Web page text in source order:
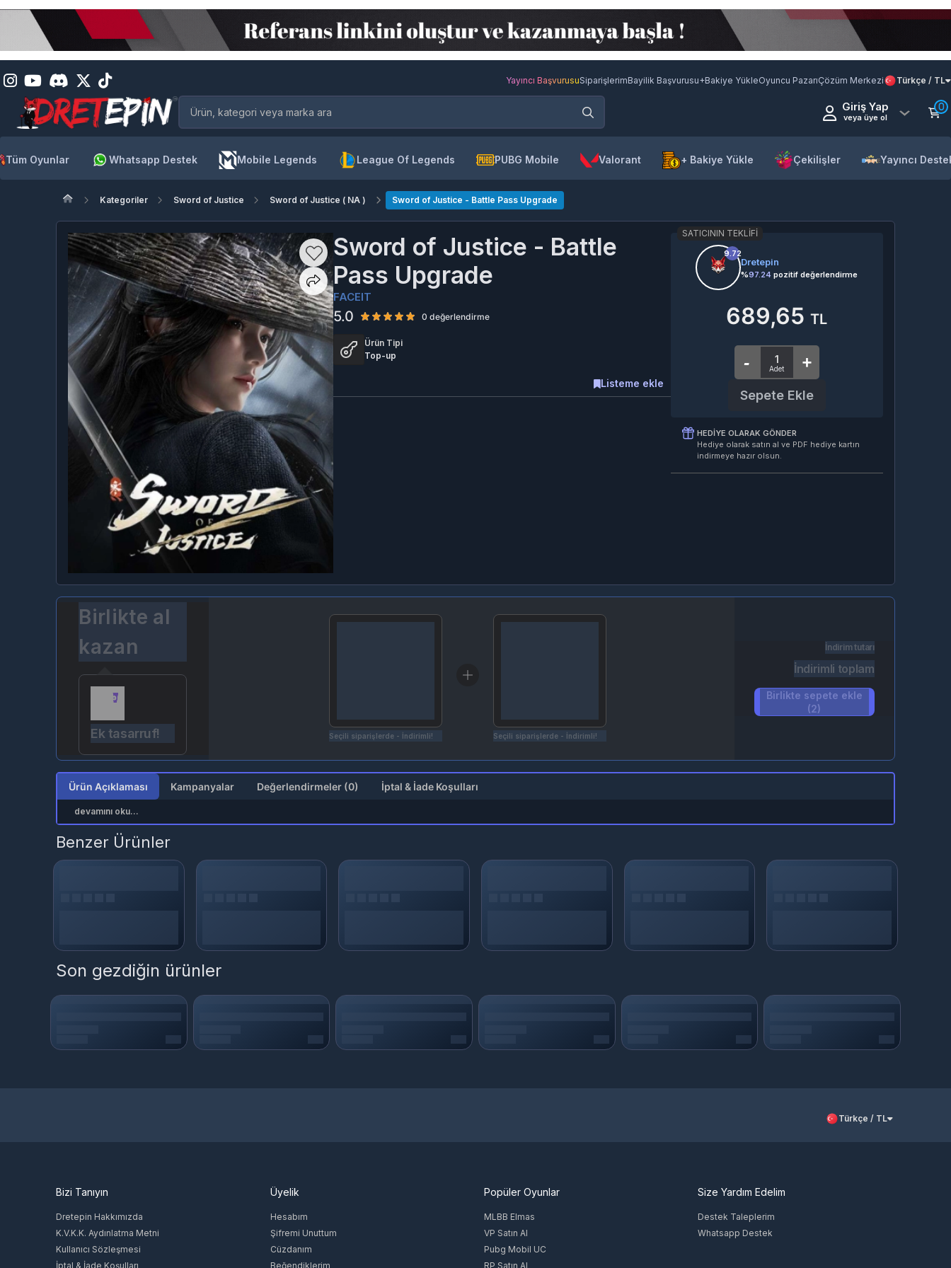
Yayıncı BaşvurusuSiparişlerimBayilik Başvurusu+Bakiye YükleOyuncu PazarıÇözüm Merkezi Türkçe / TL
Giriş Yap
veya üye ol
0
Tüm Oyunlar Whatsapp Destek Mobile Legends League Of Legends PUBG Mobile Valorant + Bakiye Yükle Çekilişler Yayıncı
Kategoriler Sword of Justice Sword of Justice ( NA ) Sword of Justice - Battle Pass Upgrade
Sword of Justice - Battle
Pass Upgrade
FACEIT
5.0 0 değerlendirme
Ürün Tipi
Top-up
Listeme ekle
SATICININ TEKLIFI
9.72
Dretepin
%97.24 pozitif değerlendirme
689,65TL
Sepete Ekle
HEDIYE OLARAK GÖNDER
Hediye olarak satın al ve PDF hediye kartın
indirmeye hazır olsun.
Birlikte al
kazan
Ek tasarruf! Seçili siparişlerde - İndirimli! Seçili siparişlerde - İndirimli!
İndirim tutarı
İndirimli toplam
Birlikte sepete ekle
(2)
Ürün Açıklaması Kampanyalar Değerlendirmeler (0) İptal & İade Koşulları
devamını oku...
Benzer Ürünler
Son gezdiğin ürünler
Türkçe / TL
Bizi Tanıyın
Dretepin Hakkımızda
K.V.K.K. Aydınlatma Metni
Kullanıcı Sözleşmesi
İptal & İade Koşulları
Üyelik
Hesabım
Şifremi Unuttum
Cüzdanım
Beğendiklerim
Popüler Oyunlar
MLBB Elmas
VP Satın Al
Pubg Mobil UC
RP Satın Al
Size Yardım Edelim
Destek Taleplerim
Whatsapp Destek